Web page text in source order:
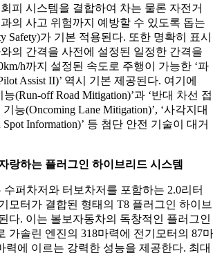
피 시스템을 결합하여 차는 물론 자전거
의 사고 위험까지 예방할 수 있도록 돕는
Safety)가 기본 적용된다. 또한 명확히 표시
의 간격을 사전에 설정된 일정한 간격을
h까지 설정된 속도로 주행이 가능한 ‘파
Assist II)’ 역시 기본 제공된다. 여기에
(Run-off Road Mitigation)’과 ‘반대 차선 접
능(Oncoming Lane Mitigation)’, ‘사각지대
Information)’ 등 첨단 안전 기술이 대거
랑하는 플러그인 하이브리드 시스템
수퍼차저와 터보차저를 포함하는 2.0리터
모터가 결합된 형태의 T8 플러그인 하이브
다. 이는 볼보자동차의 독창적인 플러그인
가솔린 엔진의 318마력에 전기모터의 87마
력에 이르는 강력한 성능을 제공한다. 최대